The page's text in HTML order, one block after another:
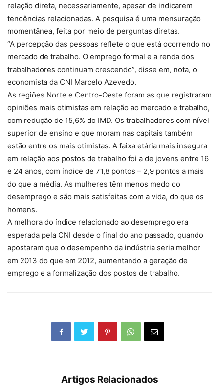
relação direta, necessariamente, apesar de indicarem
tendências relacionadas. A pesquisa é uma mensuração
momentânea, feita por meio de perguntas diretas.
“A percepção das pessoas reflete o que está ocorrendo no
mercado de trabalho. O emprego formal e a renda dos
trabalhadores continuam crescendo”, disse em, nota, o
economista da CNI Marcelo Azevedo.
As regiões Norte e Centro-Oeste foram as que registraram
opiniões mais otimistas em relação ao mercado e trabalho,
com redução de 15,6% do IMD. Os trabalhadores com nível
superior de ensino e que moram nas capitais também
estão entre os mais otimistas. A faixa etária mais insegura
em relação aos postos de trabalho foi a de jovens entre 16
e 24 anos, com índice de 71,8 pontos – 2,9 pontos a mais
do que a média. As mulheres têm menos medo do
desemprego e são mais satisfeitas com a vida, do que os
homens.
A melhora do índice relacionado ao desemprego era
esperada pela CNI desde o final do ano passado, quando
apostaram que o desempenho da indústria seria melhor
em 2013 do que em 2012, aumentando a geração de
emprego e a formalização dos postos de trabalho.
Artigos Relacionados